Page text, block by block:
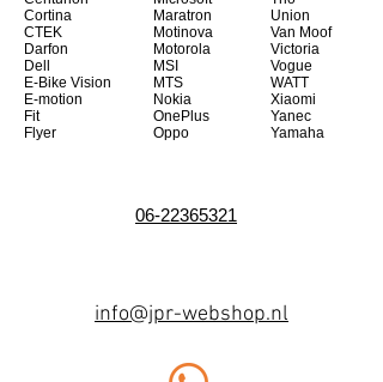
Cortina
CTEK
Darfon
Dell
E-Bike Vision
E-motion
Fit
Flyer
Maratron
Motinova
Motorola
MSI
MTS
Nokia
OnePlus
Oppo
Union
Van Moof
Victoria
Vogue
WATT
Xiaomi
Yanec
Yamaha
06-22365321
info@jpr-webshop.nl